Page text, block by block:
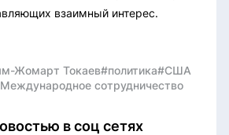
взаимный интерес.
Жомарт Токаев#политика#США
сотрудничество
в соц сетях